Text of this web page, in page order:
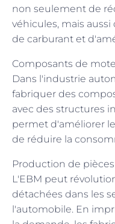
non seulement de
véhicules, mais
de carburant et
Composants de
Dans l'industrie
fabriquer des
avec des structures
permet d'améliorer
de réduire la
Production de
L'EBM peut
détachées dans les
l'automobile. En